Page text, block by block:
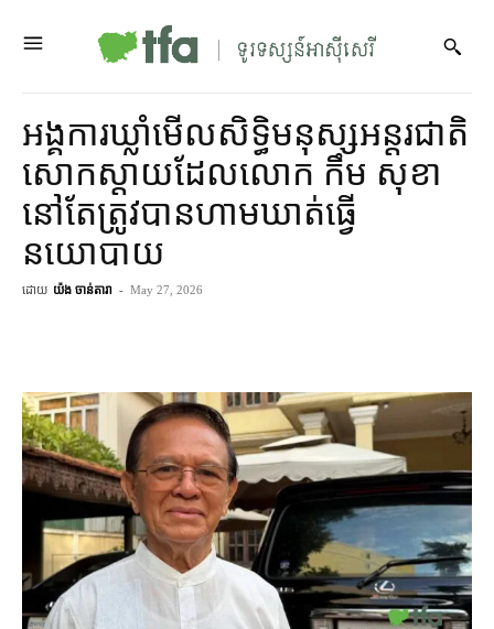
អង្គការ​ឃ្លាំមើល​សិទ្ធិមនុស្ស​អន្តរជាតិ​
សោកស្ដាយ​ដែល​លោក កឹម សុខា
នៅតែ​ត្រូវ​បាន​ហាមឃាត់​ធ្វើ​
នយោបាយ
ដោយ យ៉ង ចាន់តារា - May 27, 2026